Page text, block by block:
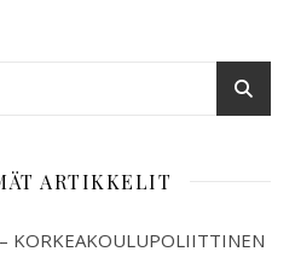
ARTIKKELIT
KORKEAKOULUPOLIITTINEN